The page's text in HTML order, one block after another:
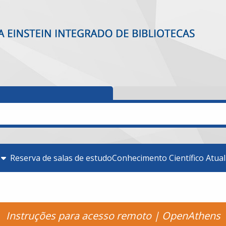
Reserva de salas de estudoConhecimento Científico
Instruções para acesso remoto | OpenAthens